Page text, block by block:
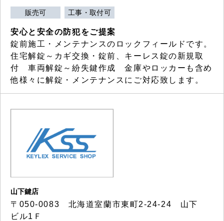
販売可 工事・取付可
安心と安全の防犯をご提案
錠前施工・メンテナンスのロックフィールドです。
住宅解錠～カギ交換・錠前、キーレス錠の新規取
付 車両解錠～紛失鍵作成 金庫やロッカーも含め
他様々に解錠・メンテナンスにご対応致します。
山下鍵店
〒050-0083 北海道室蘭市東町2-24-24 山下
ビル1Ｆ